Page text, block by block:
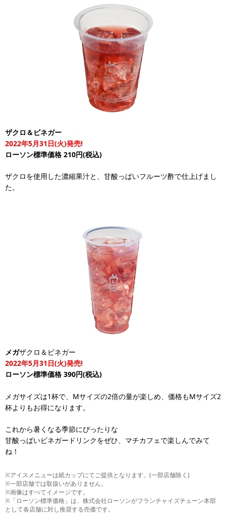
ザクロ＆ビネガー
2022年5月31日(火)発売!
ローソン標準価格 210円(税込)
ザクロを使用した濃縮果汁と、甘酸っぱいフルーツ酢で仕上げまし
た。
メガザクロ＆ビネガー
2022年5月31日(火)発売!
ローソン標準価格 390円(税込)
メガサイズは1杯で、Mサイズの2倍の量が楽しめ、価格もMサイズ2
杯よりもお得になります。
これから暑くなる季節にぴったりな
甘酸っぱいビネガードリンクをぜひ、マチカフェで楽しんでみて
ね！
※アイスメニューは紙カップにてご提供となります。(一部店舗除く)
※一部店舗では取扱いがありません。
※画像はすべてイメージです。
※「ローソン標準価格」は、株式会社ローソンがフランチャイズチェーン本部
として各店舗に対し推奨する売価です。